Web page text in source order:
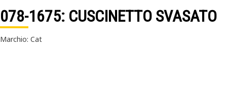
078-1675: CUSCINETTO SVASATO
Marchio: Cat